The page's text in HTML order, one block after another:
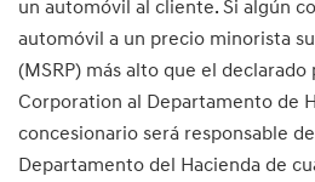
un automóvil al cliente. Si algún
automóvil a un precio minorista
(MSRP) más alto que el
Corporation al Departamento de
concesionario será responsable
Departamento del Hacienda de